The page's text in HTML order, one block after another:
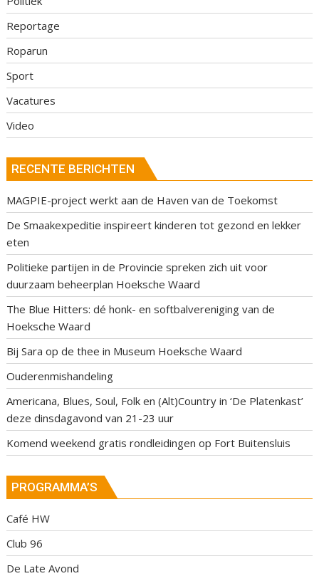
Reportage
Roparun
Sport
Vacatures
Video
RECENTE BERICHTEN
MAGPIE-project werkt aan de Haven van de Toekomst
De Smaakexpeditie inspireert kinderen tot gezond en lekker
eten
Politieke partijen in de Provincie spreken zich uit voor
duurzaam beheerplan Hoeksche Waard
The Blue Hitters: dé honk- en softbalvereniging van de
Hoeksche Waard
Bij Sara op de thee in Museum Hoeksche Waard
Ouderenmishandeling
Americana, Blues, Soul, Folk en (Alt)Country in ‘De Platenkast’
deze dinsdagavond van 21-23 uur
Komend weekend gratis rondleidingen op Fort Buitensluis
PROGRAMMA’S
Café HW
Club 96
De Late Avond